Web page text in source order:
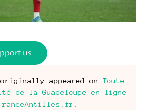
us
appeared on Toute
de la Guadeloupe en ligne